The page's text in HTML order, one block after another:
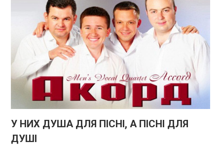
У НИХ ДУША ДЛЯ ПІСНІ, А ПІСНІ ДЛЯ
ДУШІ